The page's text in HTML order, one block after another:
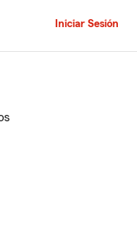
Iniciar Sesión